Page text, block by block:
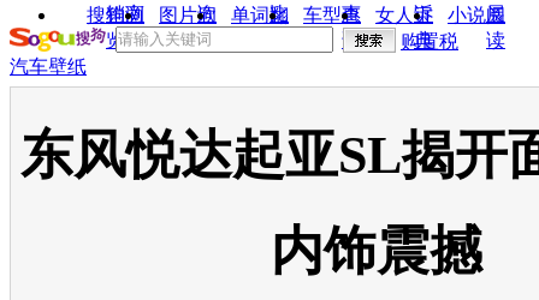
销商
询
比
惠
诉
展
搜狗浏
览器
图片欣
赏
单词翻
车型查
询
女人宝
典
小说阅
读
购置税
汽车壁纸
东风悦达起亚SL揭开
内饰震撼